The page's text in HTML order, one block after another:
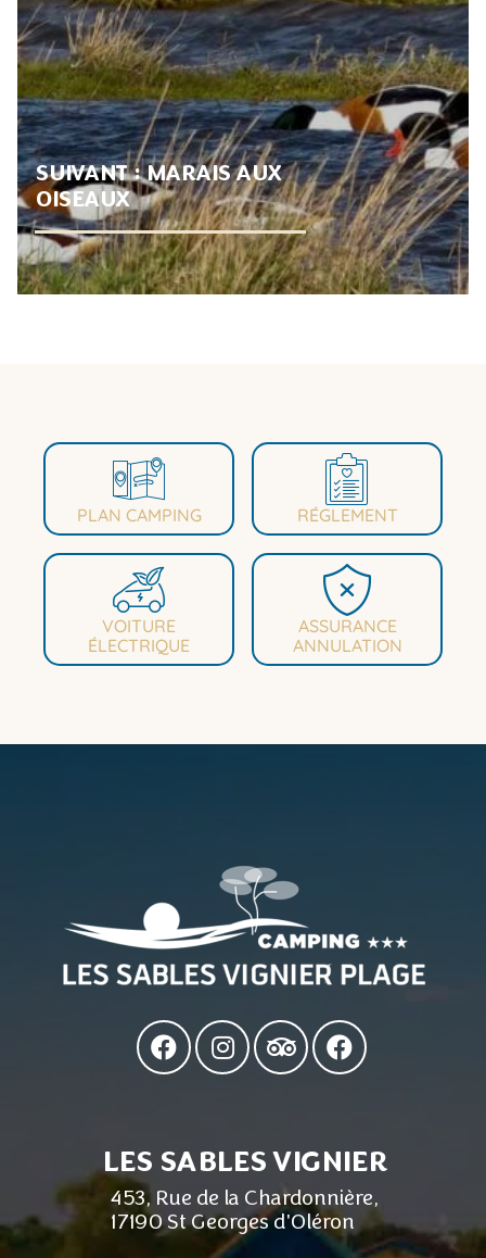
SUIVANT :MARAIS AUX
OISEAUX
PLAN CAMPING RÉGLEMENT
VOITURE
ÉLECTRIQUE
ASSURANCE
ANNULATION
LES SABLES VIGNIER
453, Rue de la Chardonnière,
17190 St Georges d'Oléron